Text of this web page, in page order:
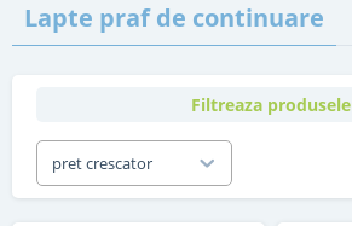
Lapte praf de continuare
Filtreaza produsele
pret crescator